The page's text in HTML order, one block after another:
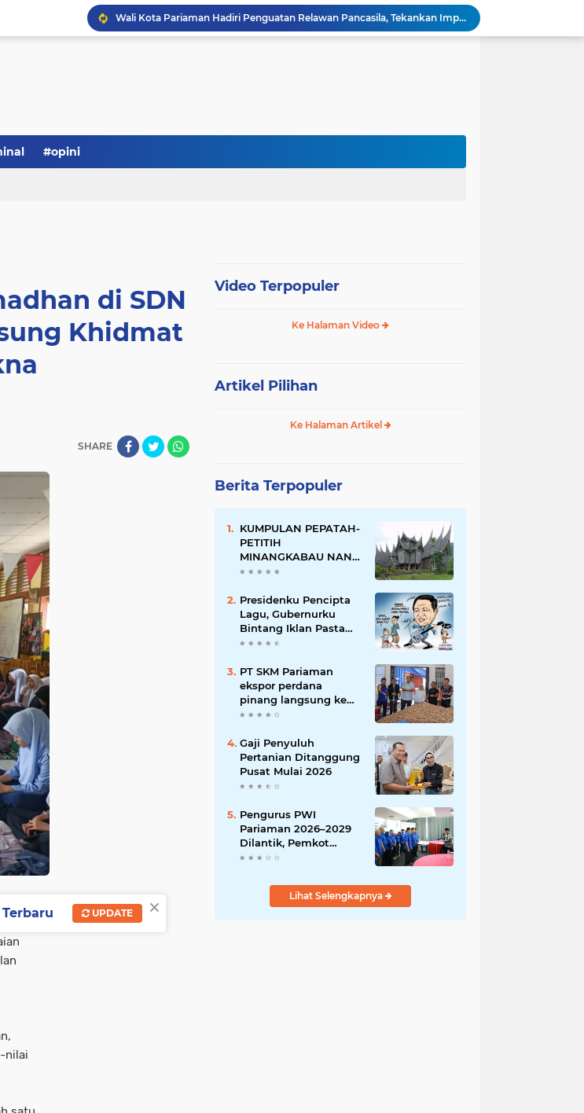
Wali Kota Pariaman Hadiri Penguatan Relawan Pancasila, Tekankan Implementasi Nilai Pancasila dalam Pelayanan Publik
Wali Kota Pariaman Bagikan Bibit Ikan Koi kepada Siswa SD untuk Edukasi Perikanan
Pengurus PWI Pariaman 2026–2029 Dilantik, Pemkot Tekankan Sinergi dan Profesionalisme Pers
#opini
di SDN
Khidmat
SHARE
19
Acara
nilai
Video Terpopuler
Ke Halaman Video
Artikel Pilihan
Ke Halaman Artikel
Berita Terpopuler
KUMPULAN PEPATAH-
PETITIH
MINANGKABAU NAN
ELOK
Presidenku Pencipta
Lagu, Gubernurku
Bintang Iklan Pasta
Gigi
PT SKM Pariaman
ekspor perdana
pinang langsung ke
India
Gaji Penyuluh
Pertanian Ditanggung
Pusat Mulai 2026
Pengurus PWI
Pariaman 2026–2029
Dilantik, Pemkot
Tekankan Sinergi dan
Lihat Selengkapnya
×
UPDATE